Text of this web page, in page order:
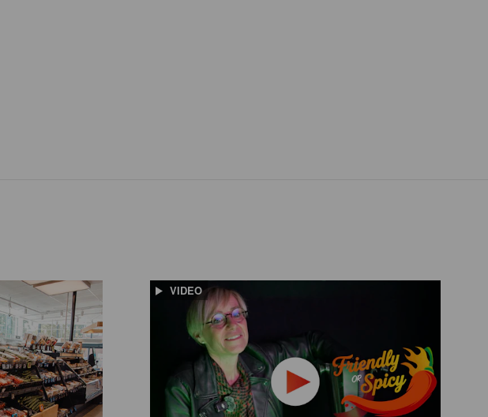
VIDEO